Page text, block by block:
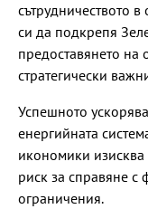
сътрудничеството
си да подкрепя
предоставянето
стратегически
Успешното
енергийната
икономики изисква
риск за справяне с
ограничения.